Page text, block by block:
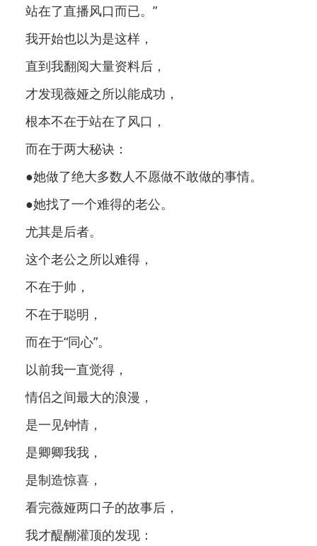
站在了直播风口而已。”
我开始也以为是这样，
直到我翻阅大量资料后，
才发现薇娅之所以能成功，
根本不在于站在了风口，
而在于两大秘诀：
●她做了绝大多数人不愿做不敢做的事情。
●她找了一个难得的老公。
尤其是后者。
这个老公之所以难得，
不在于帅，
不在于聪明，
而在于“同心”。
以前我一直觉得，
情侣之间最大的浪漫，
是一见钟情，
是卿卿我我，
是制造惊喜，
看完薇娅两口子的故事后，
我才醍醐灌顶的发现：